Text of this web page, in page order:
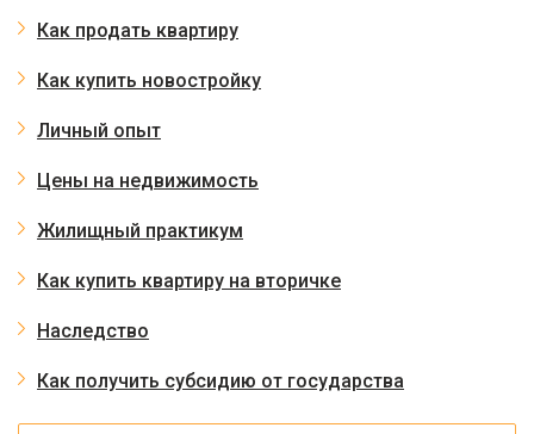
Как продать квартиру
Как купить новостройку
Личный опыт
Цены на недвижимость
Жилищный практикум
Как купить квартиру на вторичке
Наследство
Как получить субсидию от государства